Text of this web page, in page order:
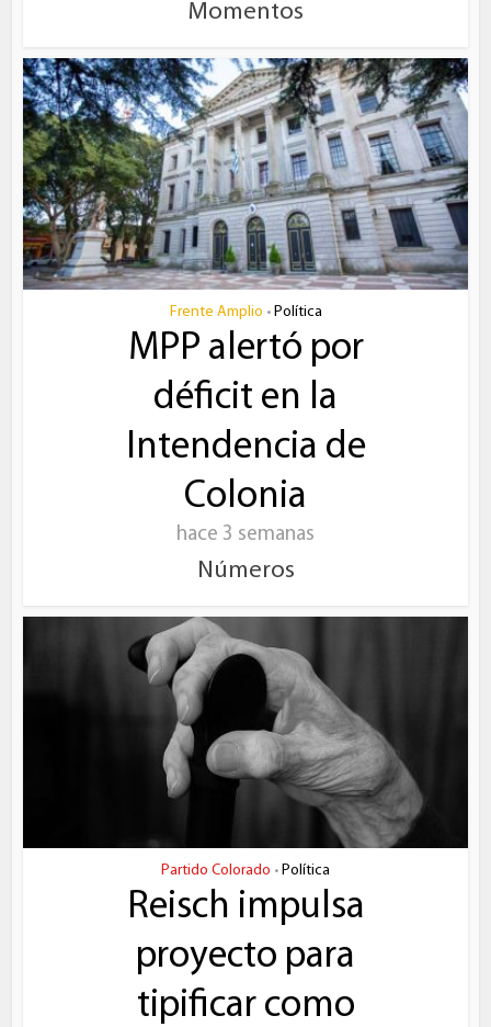
Momentos
Frente Amplio • Política
MPP alertó por
déficit en la
Intendencia de
Colonia
hace 3 semanas
Números
Partido Colorado • Política
Reisch impulsa
proyecto para
tipificar como